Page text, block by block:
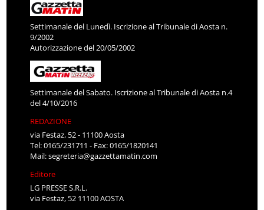
Settimanale del Lunedì. Iscrizione al Tribunale di Aosta n.
9/2002
Autorizzazione del 20/05/2002
Settimanale del Sabato. Iscrizione al Tribunale di Aosta n.4
del 4/10/2016
REDAZIONE
via Festaz, 52 - 11100 Aosta
Tel: 0165/231711 - Fax: 0165/1820141
Mail:segreteria@gazzettamatin.com
Editore
LG PRESSE S.R.L.
via Festaz, 52 11100 AOSTA